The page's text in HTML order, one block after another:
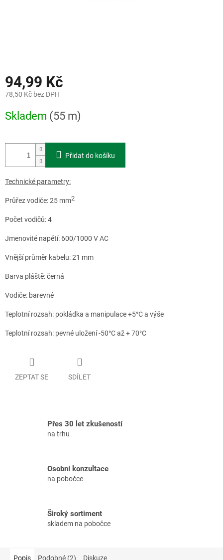
94,99 Kč
78,50 Kč bez DPH
cena:
Skladem (55 m)
Přidat do košíku
Technické parametry:
Průřez vodiče: 25 mm2
Počet vodičů: 4
Jmenovité napětí: 600/1000 V AC
Vnější průměr kabelu: 21 mm
Barva pláště: černá
Vodiče: barevné
Teplotní rozsah: pokládka a manipulace +5°C a výše
Teplotní rozsah: pevné uložení -50°C až + 70°C
ZEPTAT SE SDÍLET
Přes 30 let zkušeností
na trhu
Osobní konzultace
na pobočce
Široký sortiment
skladem na pobočce
Popis Podobné (2) Diskuze